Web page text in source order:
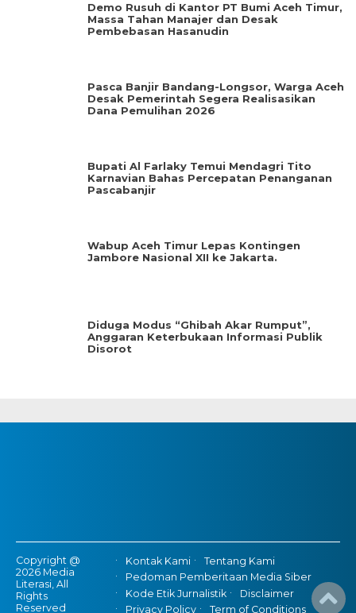
Demo Rusuh di Kantor PT Bumi Aceh Timur,
Massa Tahan Manajer dan Desak
Pembebasan Hasanudin
Pasca Banjir Bandang-Longsor, Warga Aceh
Desak Pemerintah Segera Realisasikan
Dana Pemulihan 2026
Bupati Al Farlaky Temui Mendagri Tito
Karnavian Bahas Percepatan Penanganan
Pascabanjir
Wabup Aceh Timur Lepas Kontingen
Jambore Nasional XII ke Jakarta.
Diduga Modus “Ghibah Akar Rumput”,
Anggaran Keterbukaan Informasi Publik
Disorot
Copyright @
2026 Media
Literasi, All
Rights
Reserved
Kontak Kami
Tentang Kami
Pedoman Pemberitaan Media Siber
Kode Etik Jurnalistik
Disclaimer
Privacy Policy
Term of Conditions